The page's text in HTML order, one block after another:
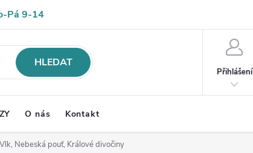
Pá 9-14Ochrana os. údajů
HLEDAT
Přihlášení
O nás Kontakt
Nebeská pouť, Králové divočiny